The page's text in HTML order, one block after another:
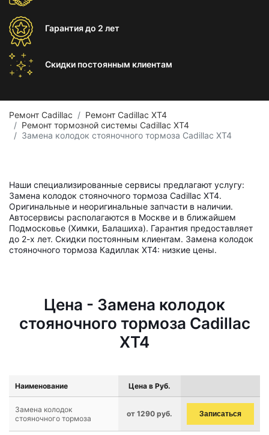
Гарантиядо 2 лет
Скидки постоянным клиентам
Ремонт Cadillac
Ремонт Cadillac XT4
Ремонт тормозной системы Cadillac XT4
Замена колодок стояночного тормоза Cadillac XT4
Наши специализированные сервисы предлагают услугу:
Замена колодок стояночного тормоза Cadillac XT4.
Оригинальные и неоригинальные запчасти в наличии.
Автосервисы располагаются в Москве и в ближайшем
Подмосковье (Химки, Балашиха). Гарантия предоставляет
до 2-х лет. Скидки постоянным клиентам. Замена колодок
стояночного тормоза Кадиллак ХТ4: низкие цены.
Цена - Замена колодок
стояночного тормоза Cadillac
XT4
Наименование Цена в Руб.
Замена колодок
стояночного тормоза
от 1290 руб. Записаться